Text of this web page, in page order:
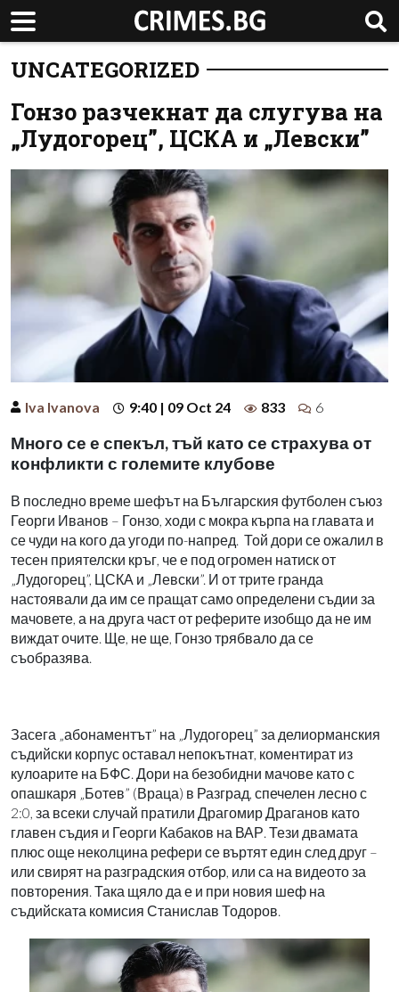
UNCATEGORIZED
Гонзо разчекнат да слугува на
„Лудогорец”, ЦСКА и „Левски”
Iva Ivanova 9:40 | 09 Oct 24 833 6
Много се е спекъл, тъй като се страхува от
конфликти с големите клубове
В последно време шефът на Българския футболен съюз
Георги Иванов – Гонзо, ходи с мокра кърпа на главата и
се чуди на кого да угоди по-напред. Той дори се ожалил в
тесен приятелски кръг, че е под огромен натиск от
„Лудогорец”, ЦСКА и „Левски”. И от трите гранда
настоявали да им се пращат само определени съдии за
мачовете, а на друга част от реферите изобщо да не им
виждат очите. Ще, не ще, Гонзо трябвало да се
съобразява.
Засега „абонаментът” на „Лудогорец” за делиорманския
съдийски корпус оставал непокътнат, коментират из
кулоарите на БФС. Дори на безобидни мачове като с
опашкаря „Ботев” (Враца) в Разград, спечелен лесно с
2:0, за всеки случай пратили Драгомир Драганов като
главен съдия и Георги Кабаков на ВАР. Тези двамата
плюс още неколцина рефери се въртят един след друг –
или свирят на разградския отбор, или са на видеото за
повторения. Така щяло да е и при новия шеф на
съдийската комисия Станислав Тодоров.